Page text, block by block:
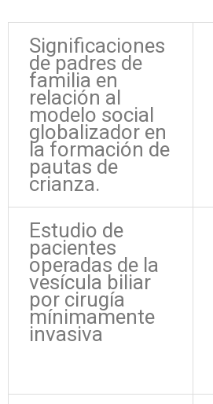
Significaciones
de padres de
familia en
relación al
modelo social
globalizador en
la formación de
pautas de
crianza.
Estudio de
pacientes
operadas de la
vesícula biliar
por cirugía
mínimamente
invasiva